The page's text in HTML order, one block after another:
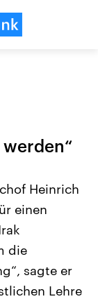
Beiträge,
und
die Vereinigten
Heinrich
einen
die
sagte er
Lehre